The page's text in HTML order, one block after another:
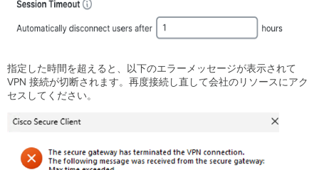
後
表
す
る
メ
ッ
セ
ー
ユ
指定した時間を超えると、以下のエラーメッセージが表示されて
VPN 接続が切断されます。再度接続し直して会社のリソースにアク
セスしてください。